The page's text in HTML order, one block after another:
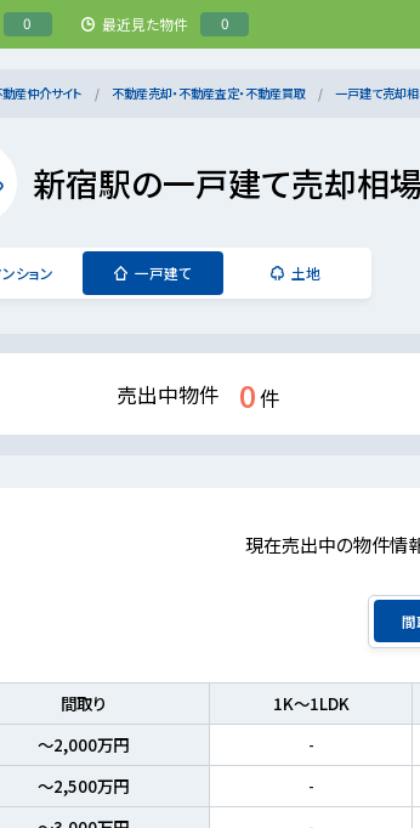
0 最近見た物件 0
産仲介サイト 不動産売却・不動産査定・不動産買取 一戸建て売却相
新宿駅の一戸建て売却相場
ション 一戸建て 土地
売出中物件 0件
現在売出中の物件情報
間取り 1K～1LDK
～2,000万円
-
～2,500万円
-